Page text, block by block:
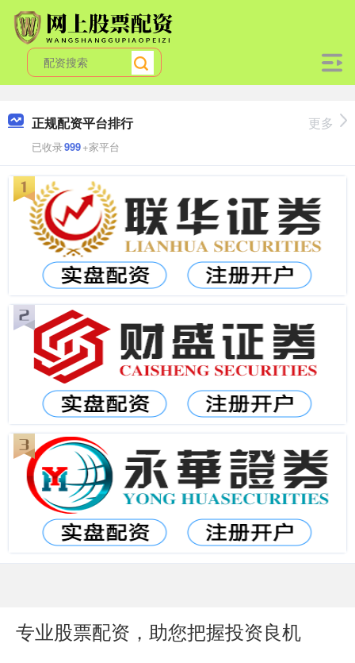
正规配资平台排行
已收录999+家平台
更多
专业股票配资，助您把握投资良机